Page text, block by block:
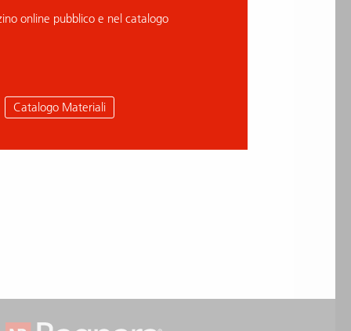
online pubblico e nel catalogo
Catalogo Materiali